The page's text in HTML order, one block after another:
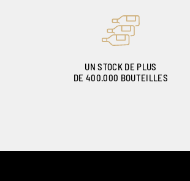
UN STOCK DE PLUS
DE 400.000 BOUTEILLES